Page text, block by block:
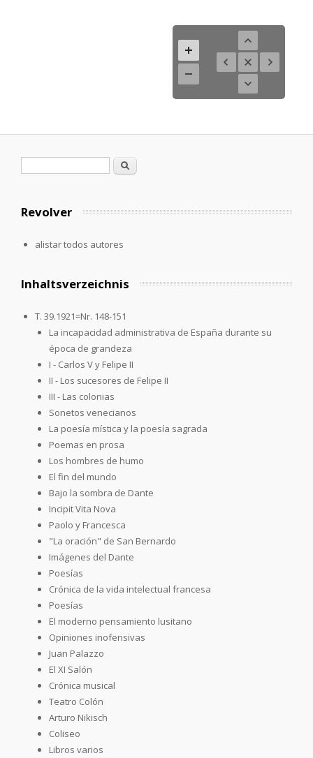
Formulario de búsqueda
Buscar
Revolver
alistar todos autores
Inhaltsverzeichnis
T. 39.1921=Nr. 148-151
La incapacidad administrativa de España durante su
época de grandeza
I - Carlos V y Felipe II
II - Los sucesores de Felipe II
III - Las colonias
Sonetos venecianos
La poesía mística y la poesía sagrada
Poemas en prosa
Los hombres de humo
El fin del mundo
Bajo la sombra de Dante
Incipit Vita Nova
Paolo y Francesca
"La oración" de San Bernardo
Imágenes del Dante
Poesías
Crónica de la vida intelectual francesa
Poesías
El moderno pensamiento lusitano
Opiniones inofensivas
Juan Palazzo
El XI Salón
Crónica musical
Teatro Colón
Arturo Nikisch
Coliseo
Libros varios